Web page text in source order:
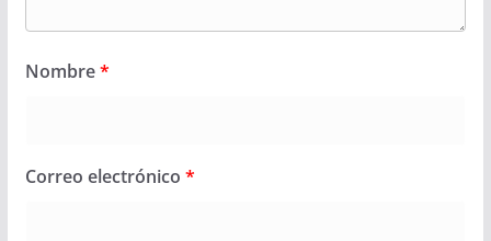
Nombre*
Correo electrónico *